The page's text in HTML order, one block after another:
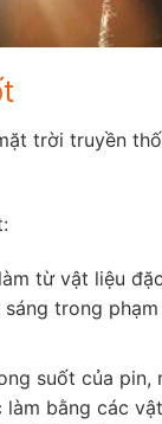
trời truyền
từ vật liệu
trong
suốt của
bằng các